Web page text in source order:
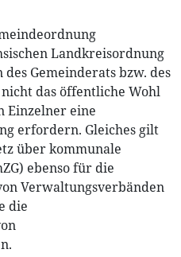
Landkreisordnung
Gemeinderats bzw. des
das öffentliche Wohl
Einzelner eine
erfordern. Gleiches gilt
über kommunale
ebenso für die
Verwaltungsverbänden
die